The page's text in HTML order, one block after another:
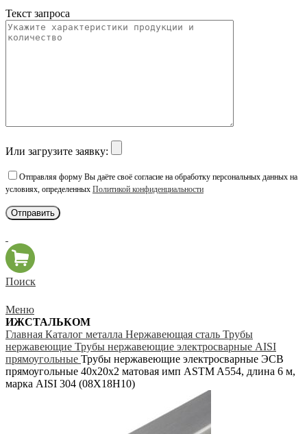
Текст запроса
Или загрузите заявку:
Отправляя форму Вы даёте своё согласие на обработку персональных данных на
условиях, определенных Политикой конфиденциальности
Поиск
Меню
ИЖСТАЛЬКОМ
Главная Каталог металла Нержавеющая сталь Трубы
нержавеющие Трубы нержавеющие электросварные AISI
прямоугольные Трубы нержавеющие электросварные ЭСВ
прямоугольные 40х20х2 матовая имп ASTM A554, длина 6 м,
марка AISI 304 (08Х18Н10)